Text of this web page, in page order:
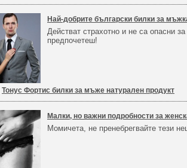
Най-добрите български билки за
Действат страхотно и не са опасни
предпочетеш!
Тонус Фортис билки за мъже натурален продукт
Малки, но важни подробности за
Момичета, не пренебрегвайте тези